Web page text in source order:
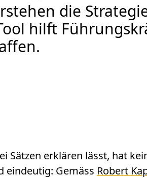
die
hilft
Sätzen erklären lässt, hat
eindeutig: Gemäss Robert